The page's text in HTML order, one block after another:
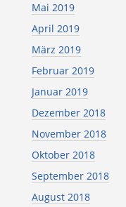
Mai 2019
April 2019
März 2019
Februar 2019
Januar 2019
Dezember 2018
November 2018
Oktober 2018
September 2018
August 2018